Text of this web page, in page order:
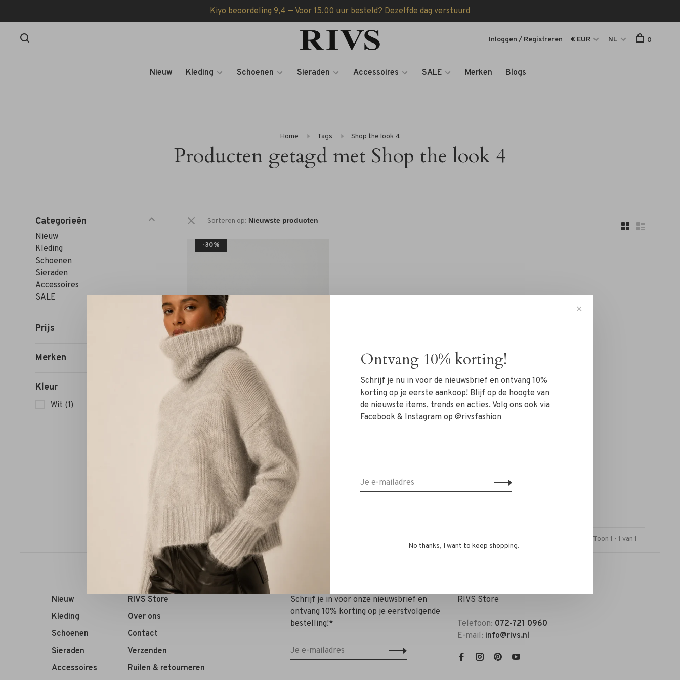
Kiyo beoordeling 9,4 — Voor 15.00 uur besteld? Dezelfde dag verstuurd
Nieuw Kleding Schoenen Sieraden Accessoires SALE Merken Blogs
Inloggen / Registreren € EUR NL 0
Home Tags Shop the look 4
Producten getagd met Shop the look 4
Categorieën
Nieuw
Kleding
Schoenen
Sieraden
Accessoires
SALE
Prijs
Merken
Kleur
Wit (1)
Sorteren op:
-30%
Filippa K
Filippa K Kate Low Sneakers white
€250,00 €175,00
Sorteren op: Toon 1 - 1 van 1
Nieuw
Kleding
Schoenen
Sieraden
Accessoires
RIVS Store
Over ons
Contact
Verzenden
Ruilen & retourneren
Schrijf je in voor onze nieuwsbrief en
ontvang 10% korting op je eerstvolgende
bestelling!*
RIVS Store
Telefoon: 072-721 0960
E-mail: info@rivs.nl
✕
Ontvang 10% korting!
Schrijf je nu in voor de nieuwsbrief en ontvang 10%
korting op je eerste aankoop! Blijf op de hoogte van
de nieuwste items, trends en acties. Volg ons ook via
Facebook & Instagram op @rivsfashion
No thanks, I want to keep shopping.